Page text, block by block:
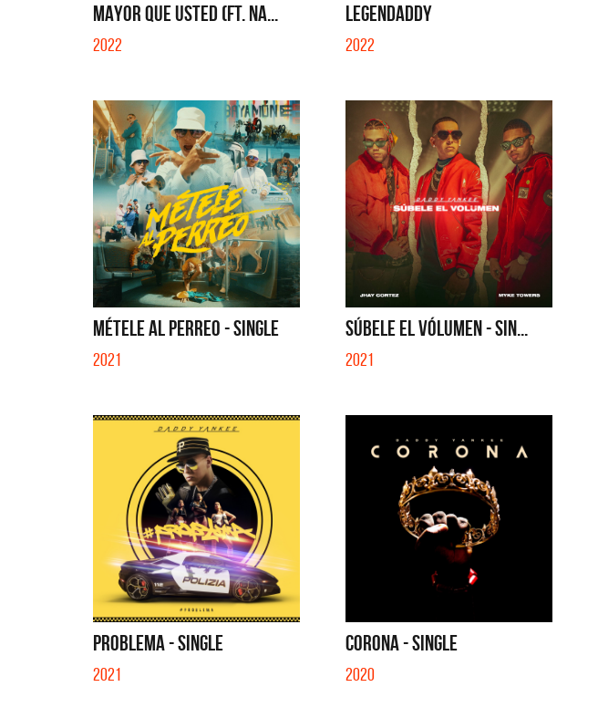
MAYOR QUE USTED (FT. NA...
2022
LEGENDADDY
2022
MÉTELE AL PERREO - SINGLE
2021
SÚBELE EL VÓLUMEN - SIN...
2021
PROBLEMA - SINGLE
2021
CORONA - SINGLE
2020